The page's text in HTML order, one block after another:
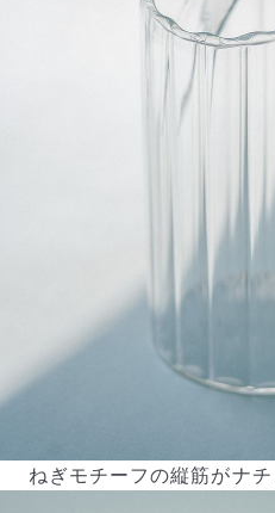
ねぎモチーフの縦筋がナチ